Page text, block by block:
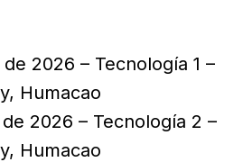
2026 – Tecnología 1 –
Humacao
2026 – Tecnología 2 –
Humacao